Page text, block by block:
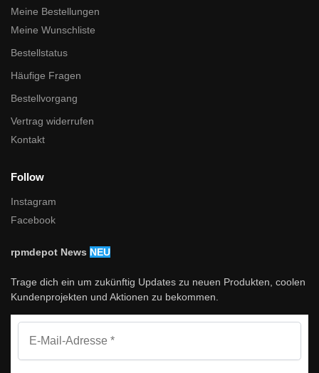
Meine Bestellungen
Meine Wunschliste
Bestellstatus
Häufige Fragen
Bestellvorgang
Vertrag widerrufen
Kontakt
Follow
Instagram
Facebook
rpmdepot News NEU
Trage dich ein um zukünftig Updates zu neuen Produkten, coolen
Kundenprojekten und Aktionen zu bekommen.